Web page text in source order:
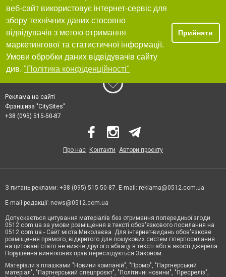
веб-сайт використовує інтернет-сервіс для
збору технічних даних стосовно
відвідувачів з метою отримання
маркетингової та статистичної інформації.
Умови обробки даних відвідувачів сайту
див. "Політика конфіденційності"
Прийняти
Реклама на сайті
Франшиза "CitySites"
+38 (095) 515-50-87
Про нас Контакти Автори проєкту
З питань реклами: +38 (095) 515-50-87. E-mail: reklama@0512.com.ua
E-mail редакції: news@0512.com.ua
Допускається цитування матеріалів без отримання попередньої згоди
0512.com.ua за умови розміщення в тексті обов'язкового посилання на
0512.com.ua - Сайт міста Миколаєва. Для інтернет-видань обов'язкове
розміщення прямого, відкритого для пошукових систем гіперпосилання
на цитовані статті не нижче другого абзацу в тексті або в якості джерела.
Порушення виняткових прав переслідується Законом.
Матеріали з плашками "Новини компаній", "Промо", "Партнерський
матеріал", "Партнерський спецпроєкт", "Політичні новини", "Пресреліз",